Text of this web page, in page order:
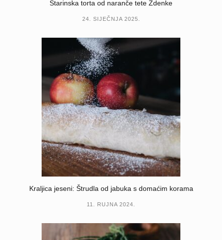
Starinska torta od naranče tete Zdenke
24. SIJEČNJA 2025.
Kraljica jeseni: Štrudla od jabuka s domaćim korama
11. RUJNA 2024.